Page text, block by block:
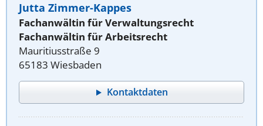
Jutta Zimmer-Kappes
Fachanwältin für Verwaltungsrecht
Fachanwältin für Arbeitsrecht
Mauritiusstraße 9
65183 Wiesbaden
Kontaktdaten